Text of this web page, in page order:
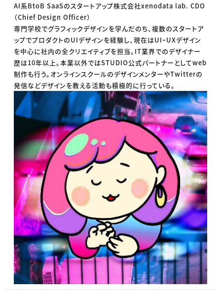
AI系BtoB SaaSのスタートアップ株式会社xenodata lab. CDO
（Chief Design Officer）
専門学校でグラフィックデザインを学んだのち、複数のスタートア
ップでプロダクトのUIデザインを経験し、現在はUI・UXデザイン
を中心に社内の全クリエイティブを担当。IT業界でのデザイナー
歴は10年以上。本業以外ではSTUDIO公式パートナーとしてweb
制作も行う。オンラインスクールのデザインメンターやTwitterの
発信などデザインを教える活動も積極的に行っている。